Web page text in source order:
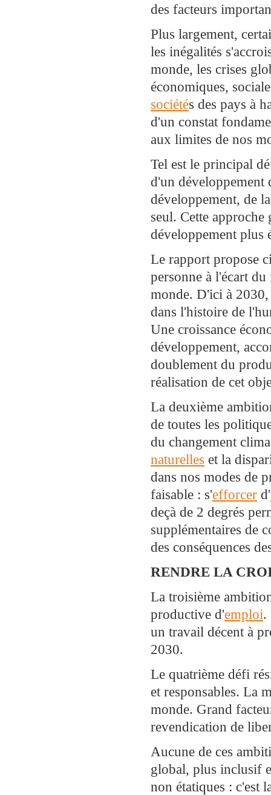
des facteurs
Plus largement,
les inégalités
monde, les crises
économiques,
sociétés des pays à
d'un constat
aux limites de nos
Tel est le principal
d'un
développement, de
seul. Cette
développement plus
Le rapport propose
personne à l'écart
monde. D'ici à
dans l'histoire de
Une croissance
développement,
doublement du
réalisation de cet
La deuxième
de toutes les
du changement
naturelles et la
dans nos modes de
faisable : s'efforcer d'
deçà de 2 degrés
supplémentaires de
des conséquences
RENDRE LA
La troisième
productive d'emploi.
un travail décent à
2030.
Le quatrième défi
et responsables. La
monde. Grand
revendication de
Aucune de ces
global, plus inclusif
non étatiques : c'est